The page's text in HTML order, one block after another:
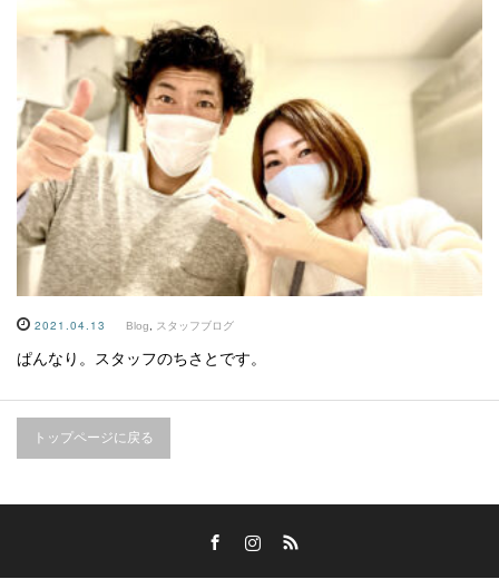
2021.04.13 Blog スタッフブログ
ぱんなり。スタッフのちさとです。
トップページに戻る